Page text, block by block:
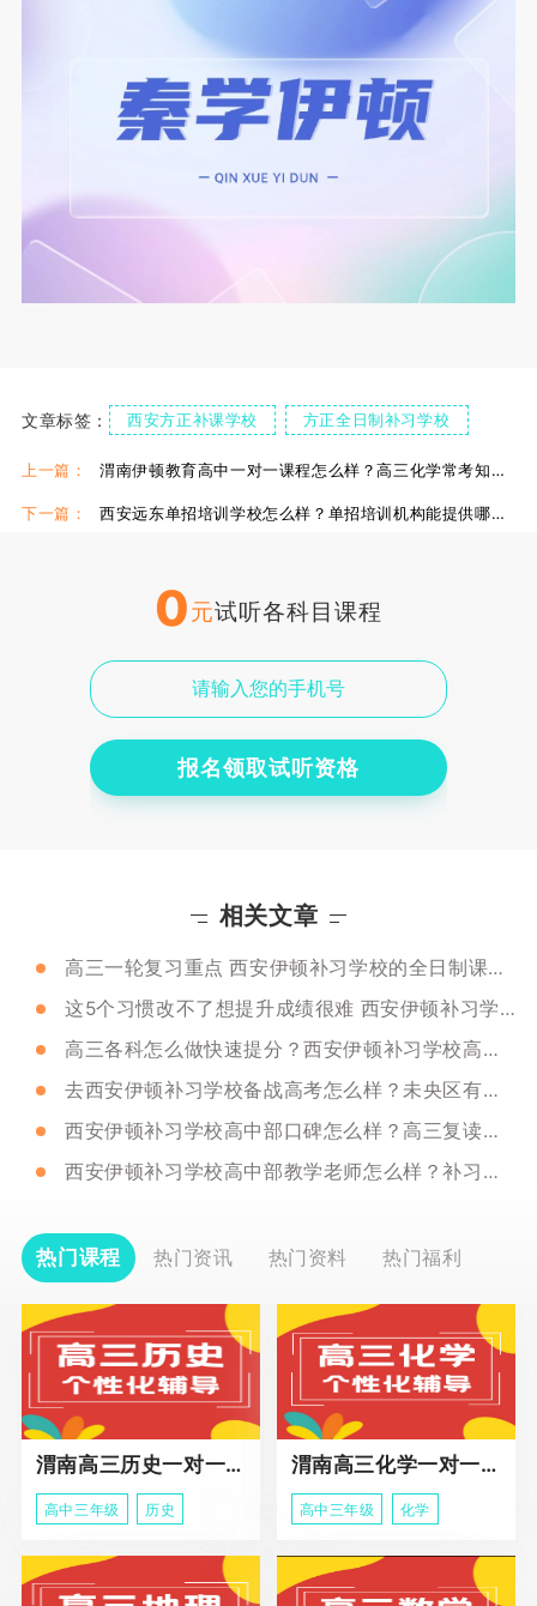
文章标签： 西安方正补课学校 方正全日制补习学校
西安方正补习学校高中 西安方正补习高中辅导
上一篇： 渭南伊顿教育高中一对一课程怎么样？高三化学常考知识点分享
下一篇： 西安远东单招培训学校怎么样？单招培训机构能提供哪些服务？
0元试听各科目课程
报名领取试听资格
相关文章
高三一轮复习重点 西安伊顿补习学校的全日制课程怎么样？
这5个习惯改不了想提升成绩很难 西安伊顿补习学校教学质量怎么样？
高三各科怎么做快速提分？西安伊顿补习学校高三小班课怎么样？
去西安伊顿补习学校备战高考怎么样？未央区有校区吗？
西安伊顿补习学校高中部口碑怎么样？高三复读推荐去吗？
西安伊顿补习学校高中部教学老师怎么样？补习一年怎么收费？
热门课程 热门资讯 热门资料 热门福利
渭南高三历史一对一冲刺课程
高中三年级 历史
渭南高三化学一对一个性化辅导课程
高中三年级 化学